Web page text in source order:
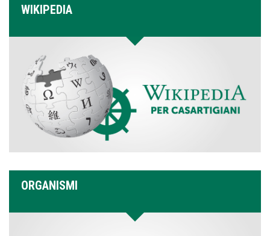
WIKIPEDIA
ORGANISMI